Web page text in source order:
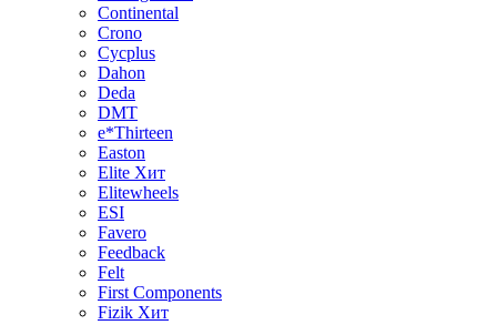
Continental
Crono
Cycplus
Dahon
Deda
DMT
e*Thirteen
Easton
Elite Хит
Elitewheels
ESI
Favero
Feedback
Felt
First Components
Fizik Хит